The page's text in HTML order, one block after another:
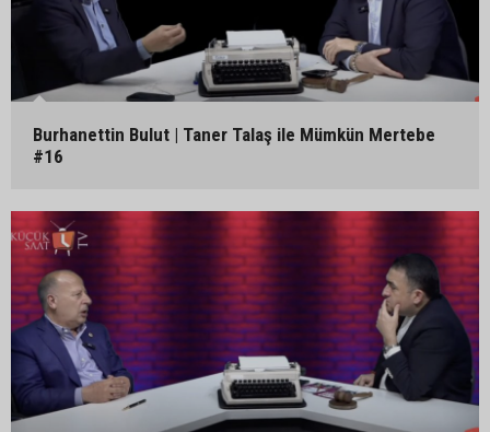
Burhanettin Bulut | Taner Talaş ile Mümkün Mertebe
#16